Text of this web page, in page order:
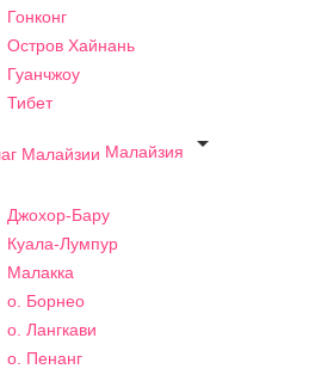
Гонконг
Остров Хайнань
Гуанчжоу
Тибет
Малайзия

Джохор-Бару
Куала-Лумпур
Малакка
о. Борнео
о. Лангкави
о. Пенанг